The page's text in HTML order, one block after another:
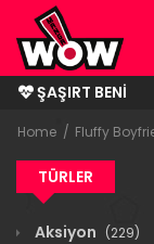
ŞAŞIRT BENI
BITMIŞ
Home Fluffy
TÜRLER
Aksiyon (229)